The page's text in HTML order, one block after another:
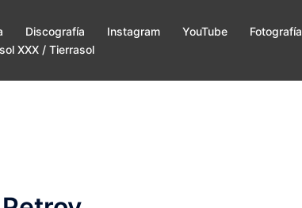
Discografía Instagram YouTube Fotografía
XXX / Tierrasol